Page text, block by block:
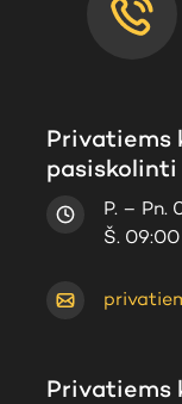
Privatiems
pasiskolinti
P. – Pn.
Š.
Privatiems